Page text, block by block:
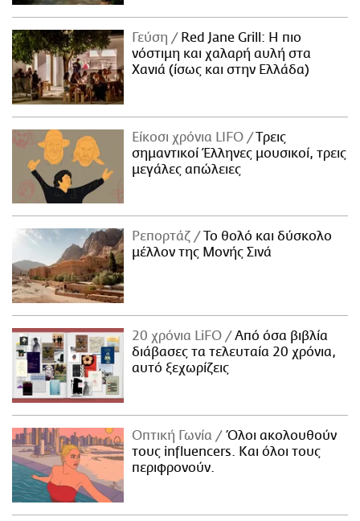
Γεύση
Red Jane Grill: Η πιο
νόστιμη και χαλαρή αυλή στα
Χανιά (ίσως και στην Ελλάδα)
Είκοσι χρόνια LIFO
Tρεις
σημαντικοί Έλληνες μουσικοί, τρεις
μεγάλες απώλειες
Ρεπορτάζ
Το θολό και δύσκολο
μέλλον της Μονής Σινά
20 χρόνια LiFO
Από όσα βιβλία
διάβασες τα τελευταία 20 χρόνια,
αυτό ξεχωρίζεις
Οπτική Γωνία
Όλοι ακολουθούν
τους influencers. Και όλοι τους
περιφρονούν.